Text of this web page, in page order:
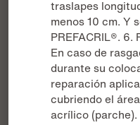
traslapes
menos 10 cm. Y
PREFACRIL®.
En caso de
durante su
reparación
cubriendo el
acrílico